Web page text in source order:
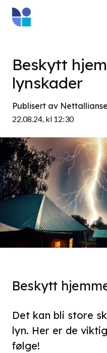
Beskytt
lynskader
Publisert av
22.08.24, kl 12:30
Beskytt
Det kan bli store
lyn. Her er de
følge!